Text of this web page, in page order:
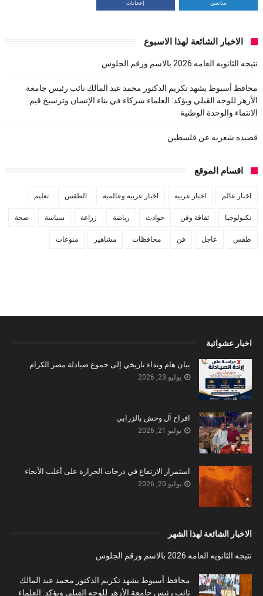
متابعين إعجابات
الاخبار الشائعة لهذا الاسبوع
نتيجه الثانويه العامه 2026 بالاسم ورقم الجلوس
محافظ أسيوط يشهد تكريم الدكتور محمد عبد المالك نائب رئيس جامعة
الأزهر للوجه القبلي ويؤكد: العلماء شركاء في بناء الإنسان وترسيخ قيم
الانتماء والوحدة الوطنية
قصيده شعريه عن فلسطين
اقسام الموقع
اخبار عالم اخبار عربية اخبار عربية وعالمية الطقس تعليم
تكنولوجيا ثقافة وفن حوادث رياضة زراعة سياسة صحة
طقس عاجل فن محافظات مشاهير منوعات
اخبار عشوائية
بيان هام ونداء تاريخي إلى جموع صيادلة مصر الكرام
يوليو 23, 2026
افراح آل وحش بالزرابي
يوليو 21, 2026
استمرار الارتفاع في درجات الحرارة على أغلب الأنحاء
يوليو 20, 2026
الاخبار الشائعة لهذا الشهر
نتيجه الثانويه العامه 2026 بالاسم ورقم الجلوس
محافظ أسيوط يشهد تكريم الدكتور محمد عبد المالك
نائب رئيس جامعة الأزهر للوجه القبلي ويؤكد: العلماء